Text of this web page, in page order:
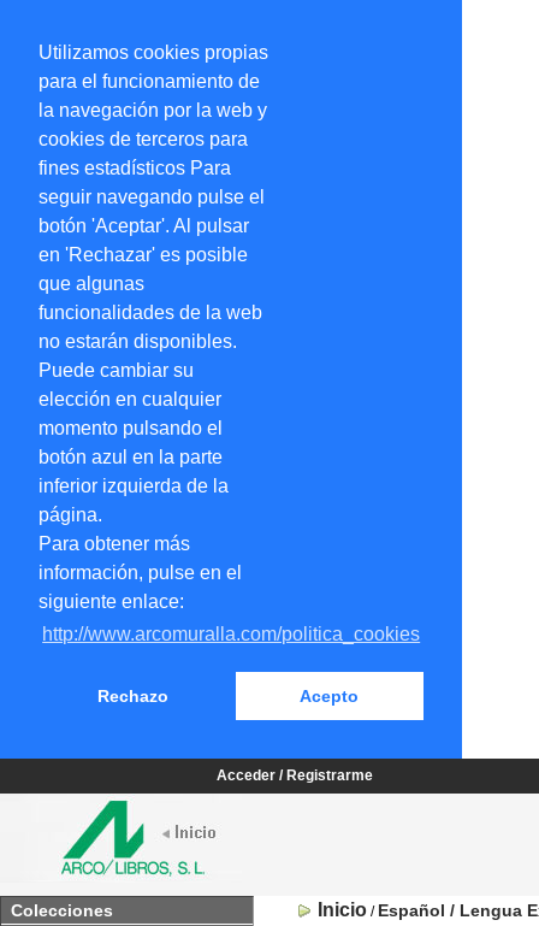
Utilizamos cookies propias
para el funcionamiento de
la navegación por la web y
cookies de terceros para
fines estadísticos Para
seguir navegando pulse el
botón 'Aceptar'. Al pulsar
en 'Rechazar' es posible
que algunas
funcionalidades de la web
no estarán disponibles.
Puede cambiar su
elección en cualquier
momento pulsando el
botón azul en la parte
inferior izquierda de la
página.
Para obtener más
información, pulse en el
siguiente enlace:
http://www.arcomuralla.com/politica_cookies
Rechazo Acepto
Acceder / Registrarme
Colecciones
Inicio / Español / Lengua